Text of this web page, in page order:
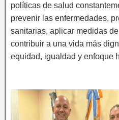
políticas de salud
prevenir las enfermedades,
sanitarias, aplicar medidas
contribuir a una vida más
equidad, igualdad y enfoque